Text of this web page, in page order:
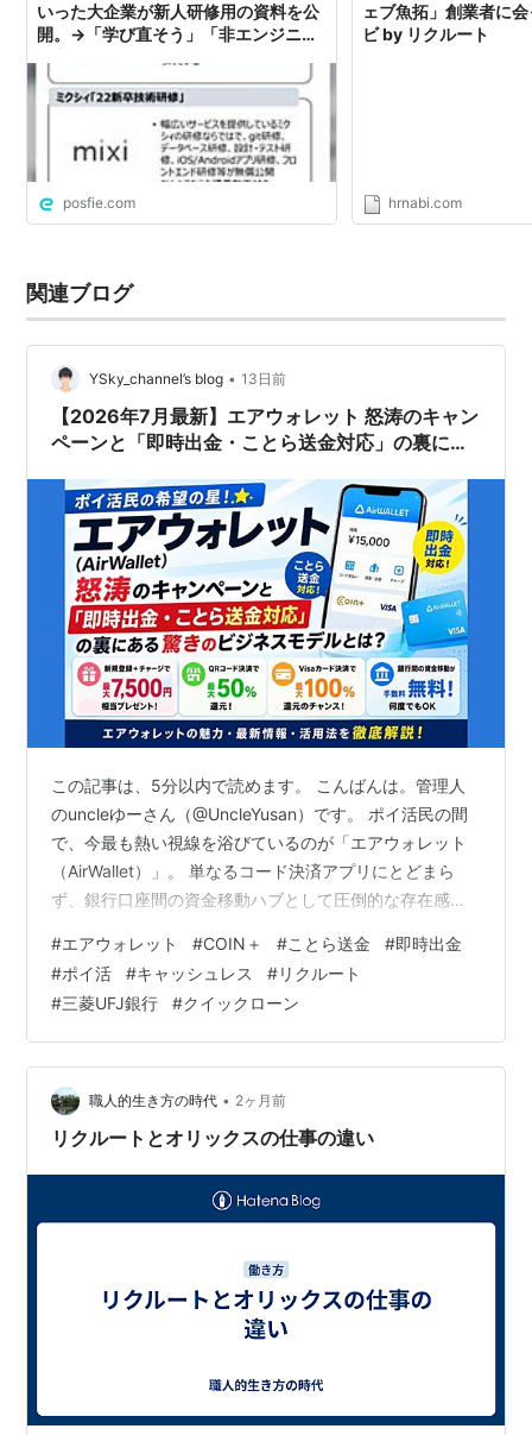
などの情報誌を発行する企業グループ。
企業から広告費を取って集めた情報を雑誌にして、ユー
ザーに有償販売や無償配布するという強固なビジネスモ
デルを構築し、高い利益率を誇る。現在は
めとしたウェブサイト、およびホットペッパー
どの無料雑誌にも力を入れている。 バブル期に背負っ
た1兆円を超える借金を10年間でほぼ返済した。
いった大企業が新人研修用の資料を公
開。→「学び直そう」「非エンジニア
posfie.com
ェブ魚拓」創業者に
ビ by リクルート
hrnabi.com
関連ブログ
YSky_channel’s blog • 13日前
【2026年7月最新】エアウォレット 怒涛のキャン
ペーンと「即時出金・ことら送金対応」の裏にあ
この記事は、5分以内で読めます。 こんばんは。管理人
のuncleゆーさん（@UncleYusan）です。 ポイ活民の間
で、今最も熱い視線を浴びているのが「エアウォレット
（AirWallet）」。 単なるコード決済アプリにとどまら
ず、銀行口座間の資金移動ハブとして圧倒的な存在感を
元キャンペーンや最新のシステム改良を紐解きながら、
なぜエアウォレットがここまで太っ腹な対応を連発でき
るのか、そのビジネスモデルと戦略について考えてみま
す。 エアウォレットとは？ 立て続けのキャンペーン 最
近のシステム改良（ことら送金＆即時出金対応） なぜこ
こまでやるのか…
#エアウォレット #COIN＋ #ことら送金 #即時出金
#ポイ活 #キャッシュレス #リクルート
#三菱UFJ銀行 #クイックローン
職人的生き方の時代 • 2ヶ月前
リクルートとオリックスの仕事の違い